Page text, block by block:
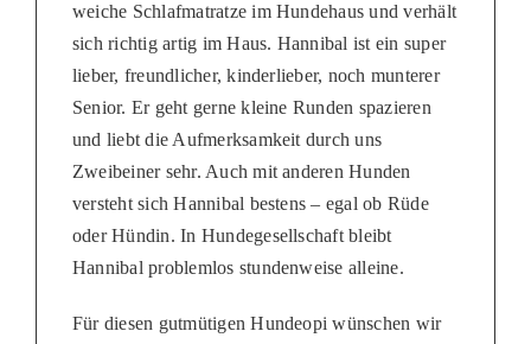
weiche Schlafmatratze im Hundehaus und verhält
sich richtig artig im Haus. Hannibal ist ein super
lieber, freundlicher, kinderlieber, noch munterer
Senior. Er geht gerne kleine Runden spazieren
und liebt die Aufmerksamkeit durch uns
Zweibeiner sehr. Auch mit anderen Hunden
versteht sich Hannibal bestens – egal ob Rüde
oder Hündin. In Hundegesellschaft bleibt
Hannibal problemlos stundenweise alleine.
Für diesen gutmütigen Hundeopi wünschen wir